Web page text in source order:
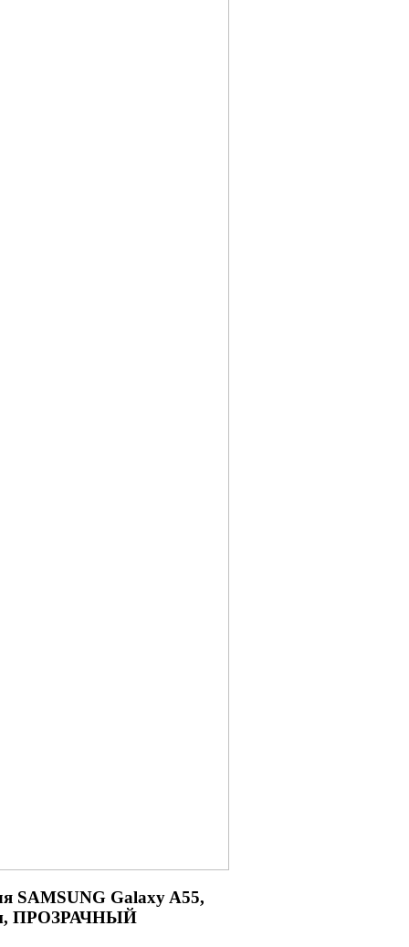
SAMSUNG Galaxy A55,
ПРОЗРАЧНЫЙ